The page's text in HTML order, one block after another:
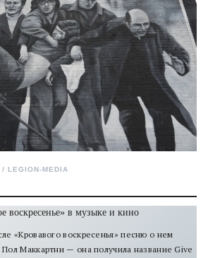
LEGION-MEDIA
воскресенье» в музыке и кино
«Кровавого воскресенья» песню о нем
Маккартни — она получила название Give